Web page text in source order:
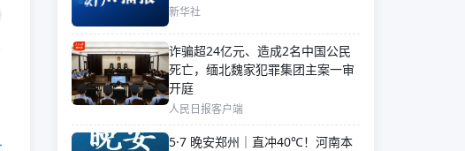
新华社
诈骗超24亿元、造成2名中国公民
死亡，缅北魏家犯罪集团主案一审
开庭
人民日报客户端
5·7 晚安郑州｜直冲40℃！河南本